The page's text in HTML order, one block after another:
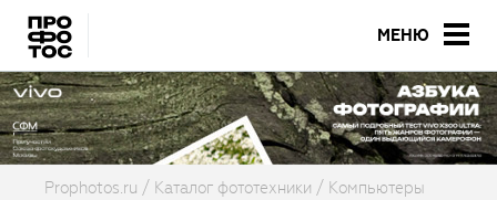
МЕНЮ
Prophotos.ru Каталог фототехники
Компьютеры